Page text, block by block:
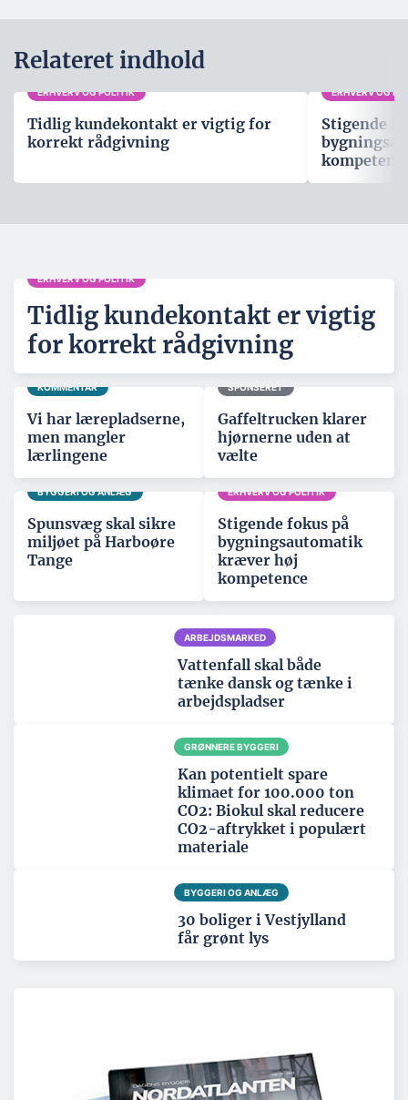
Relateret indhold
ERHVERV OG POLITIK
Tidlig kundekontakt er vigtig for
korrekt rådgivning
ERHVERV OG
Stigende
ERHVERV OG POLITIK
Tidlig kundekontakt er vigtig
for korrekt rådgivning
KOMMENTAR
Vi har lærepladserne,
men mangler
lærlingene
SPONSERET
Gaffeltrucken klarer
hjørnerne uden at
vælte
BYGGERI OG ANLÆG
Spunsvæg skal sikre
miljøet på Harboøre
Tange
ERHVERV OG POLITIK
Stigende fokus på
bygningsautomatik
kræver høj
kompetence
ARBEJDSMARKED
Vattenfall skal både
tænke dansk og tænke i
arbejdspladser
GRØNNERE BYGGERI
Kan potentielt spare
klimaet for 100.000 ton
CO2: Biokul skal reducere
CO2-aftrykket i populært
materiale
BYGGERI OG ANLÆG
30 boliger i Vestjylland
får grønt lys